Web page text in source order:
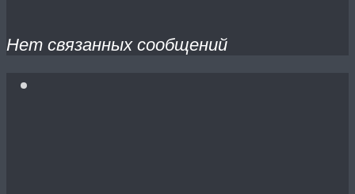
Нет связанных сообщений